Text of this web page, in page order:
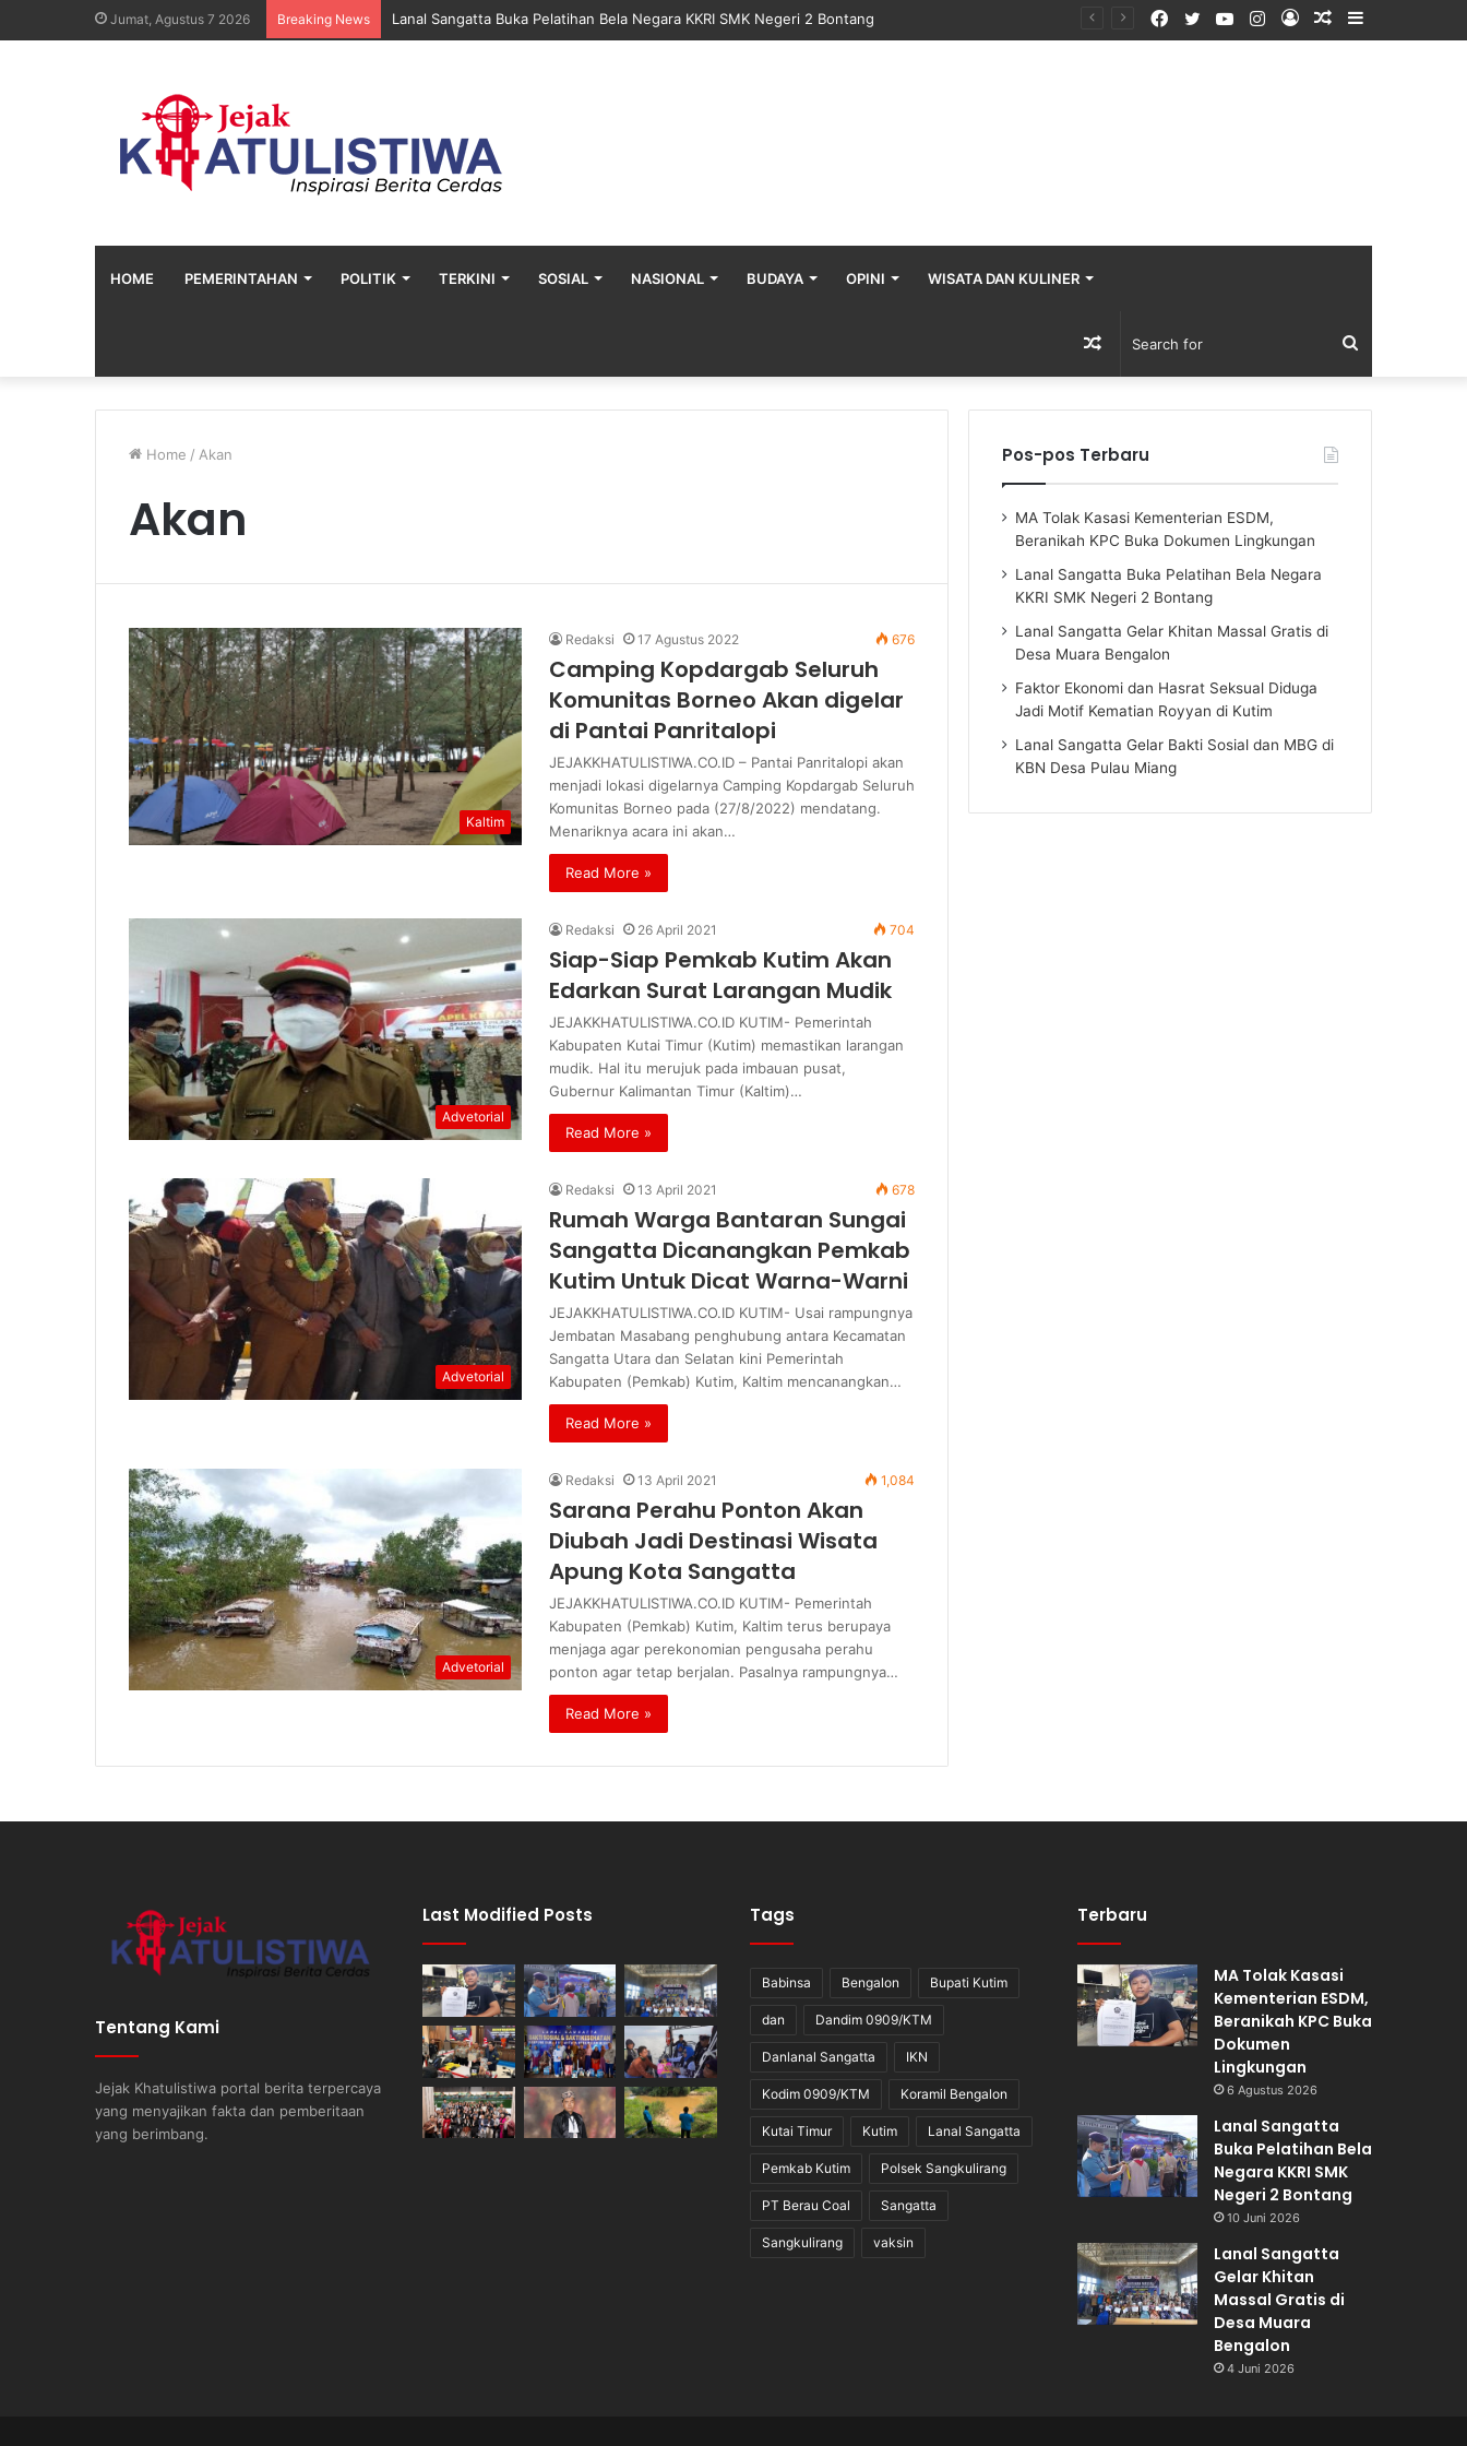
Jumat, Agustus 7 2026 Breaking News Lanal Sangatta Buka Pelatihan Bela Negara KKRI SMK Negeri 2 Bontang Sidebar
Random
Log
Instagram
YouTube
Twitter
Facebook
HOME PEMERINTAHAN POLITIK TERKINI SOSIAL NASIONAL BUDAYA OPINI WISATA DAN KULINER
Search
for
Random
Article
Home / Akan
Akan
Kaltim
Redaksi 17 Agustus 2022 676
Camping Kopdargab Seluruh
Komunitas Borneo Akan digelar
di Pantai Panritalopi
JEJAKKHATULISTIWA.CO.ID – Pantai Panritalopi akan
menjadi lokasi digelarnya Camping Kopdargab Seluruh
Komunitas Borneo pada (27/8/2022) mendatang.
Menariknya acara ini akan…
Read More »
Advetorial
Redaksi 26 April 2021 704
Siap-Siap Pemkab Kutim Akan
Edarkan Surat Larangan Mudik
JEJAKKHATULISTIWA.CO.ID KUTIM- Pemerintah
Kabupaten Kutai Timur (Kutim) memastikan larangan
mudik. Hal itu merujuk pada imbauan pusat,
Gubernur Kalimantan Timur (Kaltim)…
Read More »
Advetorial
Redaksi 13 April 2021 678
Rumah Warga Bantaran Sungai
Sangatta Dicanangkan Pemkab
Kutim Untuk Dicat Warna-Warni
JEJAKKHATULISTIWA.CO.ID KUTIM- Usai rampungnya
Jembatan Masabang penghubung antara Kecamatan
Sangatta Utara dan Selatan kini Pemerintah
Kabupaten (Pemkab) Kutim, Kaltim mencanangkan…
Read More »
Advetorial
Redaksi 13 April 2021 1,084
Sarana Perahu Ponton Akan
Diubah Jadi Destinasi Wisata
Apung Kota Sangatta
JEJAKKHATULISTIWA.CO.ID KUTIM- Pemerintah
Kabupaten (Pemkab) Kutim, Kaltim terus berupaya
menjaga agar perekonomian pengusaha perahu
ponton agar tetap berjalan. Pasalnya rampungnya…
Read More »
Pos-pos Terbaru
MA Tolak Kasasi Kementerian ESDM,
Beranikah KPC Buka Dokumen Lingkungan
Lanal Sangatta Buka Pelatihan Bela Negara
KKRI SMK Negeri 2 Bontang
Lanal Sangatta Gelar Khitan Massal Gratis di
Desa Muara Bengalon
Faktor Ekonomi dan Hasrat Seksual Diduga
Jadi Motif Kematian Royyan di Kutim
Lanal Sangatta Gelar Bakti Sosial dan MBG di
KBN Desa Pulau Miang
Tentang Kami
Jejak Khatulistiwa portal berita terpercaya
yang menyajikan fakta dan pemberitaan
yang berimbang.
Last Modified Posts Tags
Babinsa Bengalon Bupati Kutim
dan Dandim 0909/KTM
Danlanal Sangatta IKN
Kodim 0909/KTM Koramil Bengalon
Kutai Timur Kutim Lanal Sangatta
Pemkab Kutim Polsek Sangkulirang
PT Berau Coal Sangatta
Sangkulirang vaksin
Terbaru
MA Tolak Kasasi
Kementerian ESDM,
Beranikah KPC Buka
Dokumen
Lingkungan
6 Agustus 2026
Lanal Sangatta
Buka Pelatihan Bela
Negara KKRI SMK
Negeri 2 Bontang
10 Juni 2026
Lanal Sangatta
Gelar Khitan
Massal Gratis di
Desa Muara
Bengalon
4 Juni 2026